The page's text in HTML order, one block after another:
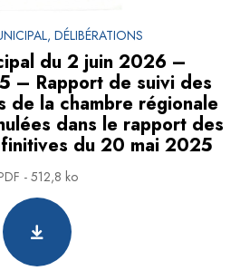
DÉLIBÉRATIONS
du 2 juin 2026 –
– Rapport de suivi des
de la chambre régionale
dans le rapport des
du 20 mai 2025
- 512,8 ko